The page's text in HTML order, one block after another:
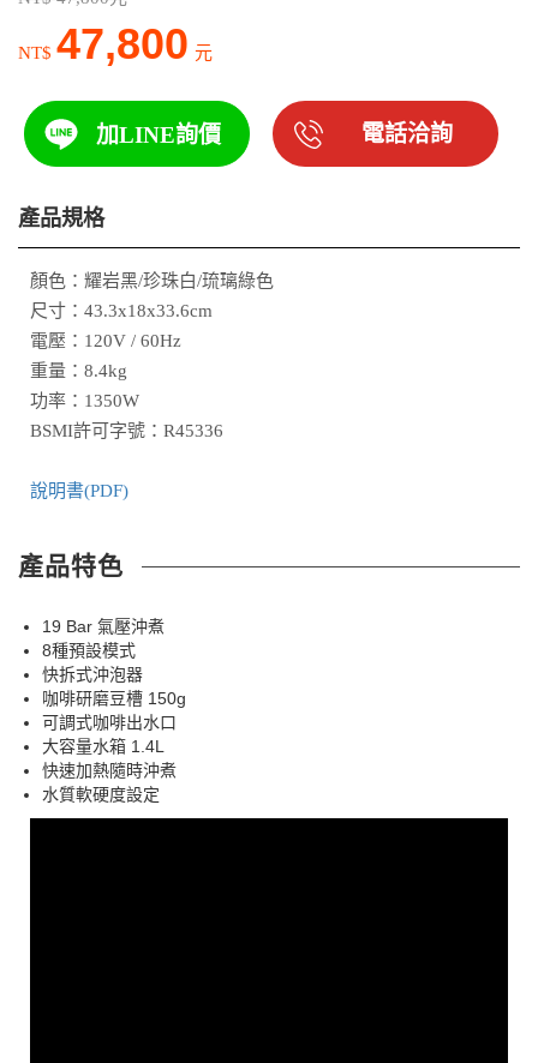
NT$ 47,800 元
加LINE詢價 電話洽詢
產品規格
顏色：耀岩黑/珍珠白/琉璃綠色
尺寸：43.3x18x33.6cm
電壓：120V / 60Hz
重量：8.4kg
功率：1350W
BSMI許可字號：R45336
說明書(PDF)
產品特色
19 Bar 氣壓沖煮
8種預設模式
快拆式沖泡器
咖啡研磨豆槽 150g
可調式咖啡出水口
大容量水箱 1.4L
快速加熱隨時沖煮
水質軟硬度設定